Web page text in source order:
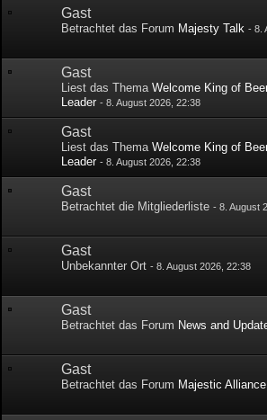
Gast
Betrachtet das Forum Majesty Talk -8.
Gast
Liest das ThemaWelcome King of
Leader -8. August 2026, 22:38
Gast
Liest das ThemaWelcome King of
Leader -8. August 2026, 22:38
Gast
Betrachtet die Mitgliederliste-8. August
Gast
Unbekannter Ort-8. August 2026, 22:38
Gast
Betrachtet das Forum News and
Gast
Betrachtet das Forum Majestic Alliance